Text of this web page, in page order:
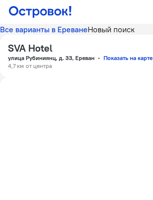
Все варианты в ЕреванеНовый поиск
SVA Hotel
улица Рубиниянц, д. 33, Ереван
Показать на карте
4,7 км от центра